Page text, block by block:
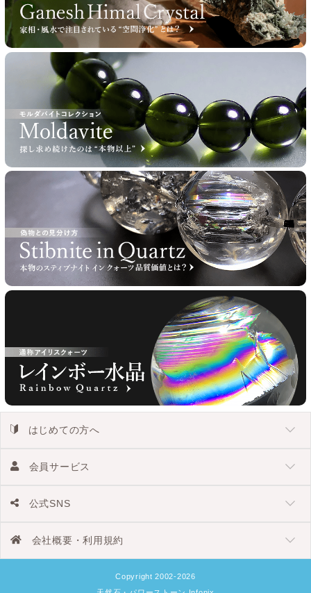
はじめての方へ
会員サービス
公式SNS
会社概要・利用規約
Copyright 2002-2026